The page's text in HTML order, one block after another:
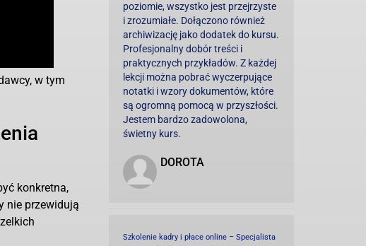
w tym
konkretna,
nie przewidują
poziomie, wszystko jest przejrzyste
i zrozumiałe. Dołączono również
archiwizację jako dodatek do kursu.
Profesjonalny dobór treści i
praktycznych przykładów. Z każdej
lekcji można pobrać wyczerpujące
notatki i wzory dokumentów, które
są ogromną pomocą w przyszłości.
Jestem bardzo zadowolona,
świetny kurs.
DOROTA
Szkolenie kadry i płace online – Specjalista